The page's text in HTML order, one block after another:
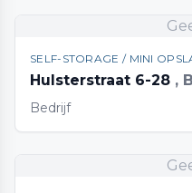
SELF-STORAGE / MINI
Hulsterstraat 6-28 ,
Bedrijf